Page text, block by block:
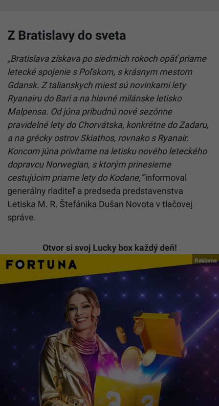
Z Bratislavy do sveta
„Bratislava získava po siedmich rokoch opäť priame
letecké spojenie s Poľskom, s krásnym mestom
Gdansk. Z talianskych miest sú novinkami lety
Ryanairu do Bari a na hlavné milánske letisko
Malpensa. Od júna pribudnú nové sezónne
pravidelné lety do Chorvátska, konkrétne do Zadaru,
a na grécky ostrov Skiathos, rovnako s Ryanair.
Koncom júna privítame na letisku nového leteckého
dopravcu Norwegian, s ktorým prinesieme
cestujúcim priame lety do Kodane,“informoval
generálny riaditeľ a predseda predstavenstva
Letiska M. R. Štefánika Dušan Novota v tlačovej
správe.
Otvor si svoj Lucky box každý deň!
Reklama